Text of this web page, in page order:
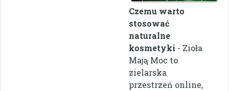
Czemu warto
stosować
naturalne
kosmetyki - Zioła
Mają Moc to
zielarska
przestrzeń online,